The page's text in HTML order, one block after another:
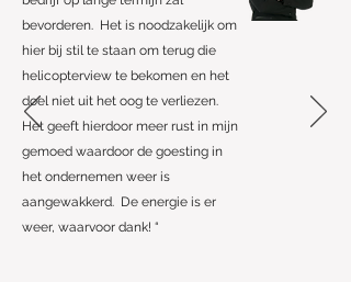
bevorderen. Het is noodzakelijk om
hier bij stil te staan om terug die
helicopterview te bekomen en het
doel niet uit het oog te verliezen.
Het geeft hierdoor meer rust in mijn
gemoed waardoor de goesting in
het ondernemen weer is
aangewakkerd. De energie is er
weer, waarvoor dank! “